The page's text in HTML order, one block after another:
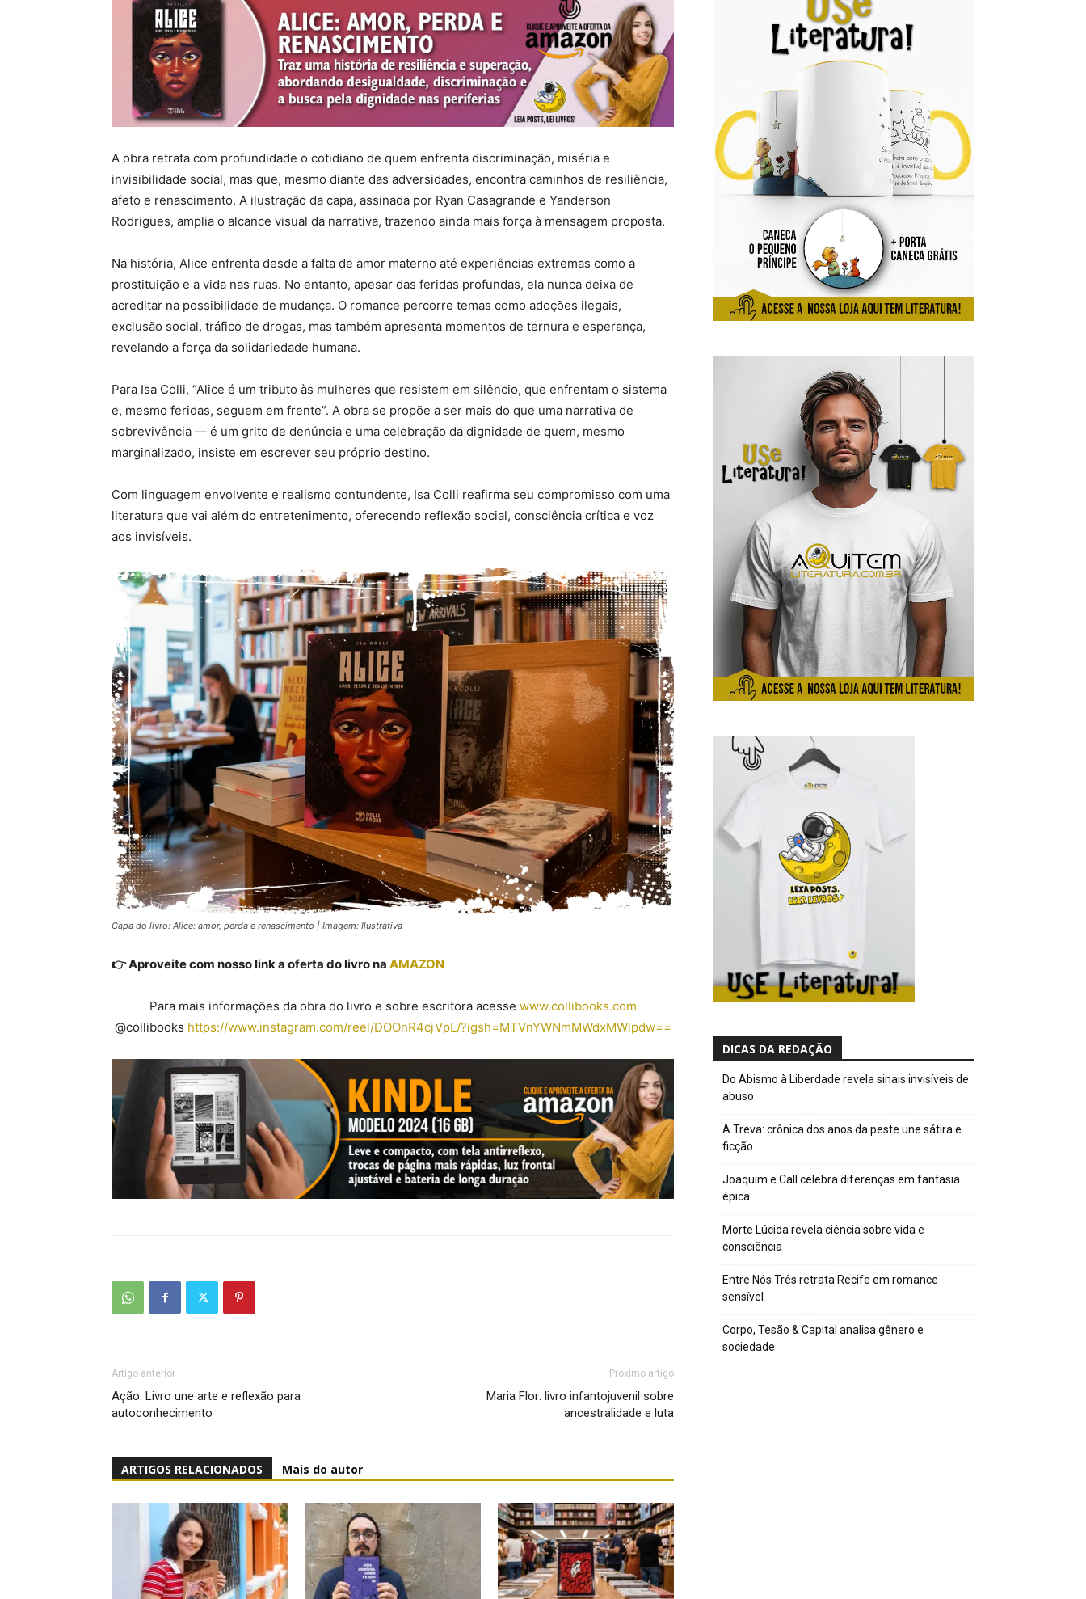
A obra retrata com profundidade o cotidiano de quem enfrenta discriminação, miséria e
invisibilidade social, mas que, mesmo diante das adversidades, encontra caminhos de resiliência,
afeto e renascimento. A ilustração da capa, assinada por Ryan Casagrande e Yanderson
Rodrigues, amplia o alcance visual da narrativa, trazendo ainda mais força à mensagem proposta.
Na história, Alice enfrenta desde a falta de amor materno até experiências extremas como a
prostituição e a vida nas ruas. No entanto, apesar das feridas profundas, ela nunca deixa de
acreditar na possibilidade de mudança. O romance percorre temas como adoções ilegais,
exclusão social, tráfico de drogas, mas também apresenta momentos de ternura e esperança,
revelando a força da solidariedade humana.
Para Isa Colli, “Alice é um tributo às mulheres que resistem em silêncio, que enfrentam o sistema
e, mesmo feridas, seguem em frente”. A obra se propõe a ser mais do que uma narrativa de
sobrevivência — é um grito de denúncia e uma celebração da dignidade de quem, mesmo
marginalizado, insiste em escrever seu próprio destino.
Com linguagem envolvente e realismo contundente, Isa Colli reafirma seu compromisso com uma
literatura que vai além do entretenimento, oferecendo reflexão social, consciência crítica e voz
aos invisíveis.
Capa do livro: Alice: amor, perda e renascimento | Imagem: Ilustrativa
👉 Aproveite com nosso link a oferta do livro na AMAZON
Para mais informações da obra do livro e sobre escritora acesse www.collibooks.com
@collibooks https://www.instagram.com/reel/DOOnR4cjVpL/?igsh=MTVnYWNmMWdxMWlpdw==
Artigo anterior
Ação: Livro une arte e reflexão para
autoconhecimento
Próximo artigo
Maria Flor: livro infantojuvenil sobre
ancestralidade e luta
ARTIGOS RELACIONADOS Mais do autor
DICAS DA REDAÇÃO
Do Abismo à Liberdade revela sinais invisíveis de
abuso
A Treva: crônica dos anos da peste une sátira e
ficção
Joaquim e Call celebra diferenças em fantasia
épica
Morte Lúcida revela ciência sobre vida e
consciência
Entre Nós Três retrata Recife em romance
sensível
Corpo, Tesão & Capital analisa gênero e
sociedade